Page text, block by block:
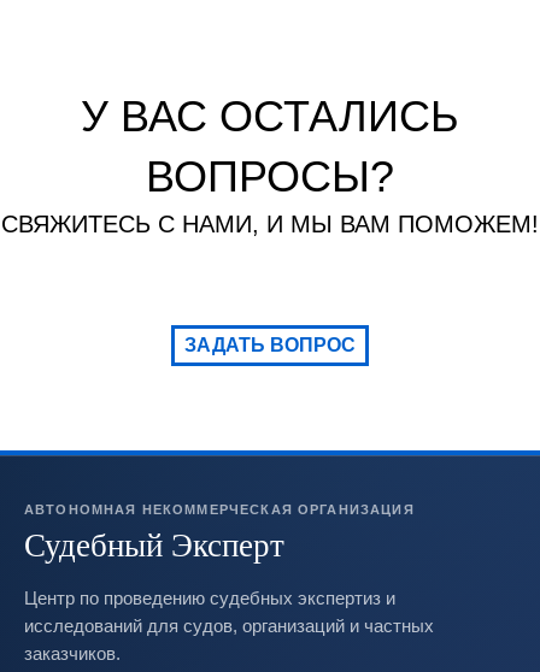
У ВАС ОСТАЛИСЬ
ВОПРОСЫ?
СВЯЖИТЕСЬ С НАМИ, И МЫ ВАМ ПОМОЖЕМ!
ЗАДАТЬ ВОПРОС
АВТОНОМНАЯ НЕКОММЕРЧЕСКАЯ ОРГАНИЗАЦИЯ
Судебный Эксперт
Центр по проведению судебных экспертиз и
исследований для судов, организаций и частных
заказчиков.